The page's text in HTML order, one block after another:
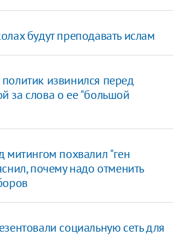
будут преподавать ислам
извинился перед
за слова о ее "большой
митингом похвалил "ген
почему надо отменить
социальную сеть для